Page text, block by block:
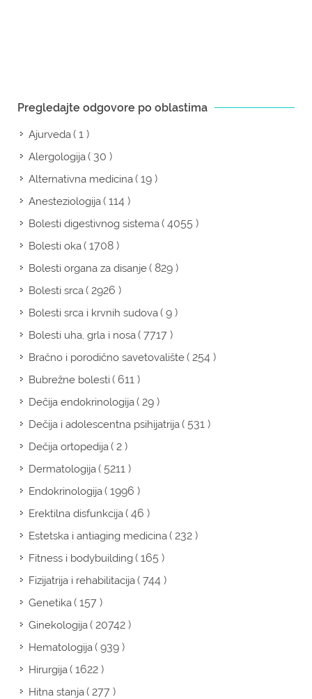
Pregledajte odgovore po oblastima
Ajurveda( 1 )
Alergologija( 30 )
Alternativna medicina( 19 )
Anesteziologija( 114 )
Bolesti digestivnog sistema( 4055 )
Bolesti oka( 1708 )
Bolesti organa za disanje( 829 )
Bolesti srca( 2926 )
Bolesti srca i krvnih sudova( 9 )
Bolesti uha, grla i nosa( 7717 )
Bračno i porodično savetovalište( 254 )
Bubrežne bolesti( 611 )
Dečija endokrinologija( 29 )
Dečija i adolescentna psihijatrija( 531 )
Dečija ortopedija( 2 )
Dermatologija( 5211 )
Endokrinologija( 1996 )
Erektilna disfunkcija( 46 )
Estetska i antiaging medicina( 232 )
Fitness i bodybuilding( 165 )
Fizijatrija i rehabilitacija( 744 )
Genetika( 157 )
Ginekologija( 20742 )
Hematologija( 939 )
Hirurgija( 1622 )
Hitna stanja( 277 )